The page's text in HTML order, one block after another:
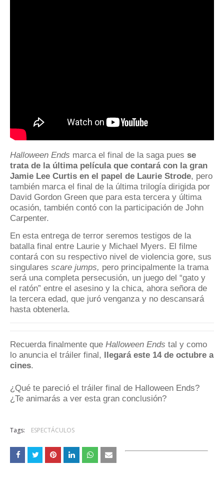
Halloween Ends marca el final de la saga pues se
trata de la última película que contará con la gran
Jamie Lee Curtis en el papel de Laurie Strode, pero
también marca el final de la última trilogía dirigida por
David Gordon Green que para esta tercera y última
ocasión, también contó con la participación de John
Carpenter.
En esta entrega de terror seremos testigos de la
batalla final entre Laurie y Michael Myers. El filme
contará con su respectivo nivel de violencia gore, sus
singulares scare jumps, pero principalmente la trama
será una completa persecusión, un juego del “gato y
el ratón” entre el asesino y la chica, ahora señora de
la tercera edad, que juró venganza y no descansará
hasta obtenerla.
Recuerda finalmente que Halloween Ends tal y como
lo anuncia el tráiler final, llegará este 14 de octubre a
cines.
¿Qué te pareció el tráiler final de Halloween Ends?
¿Te animarás a ver esta gran conclusión?
Tags: ESPECTÁCULOS